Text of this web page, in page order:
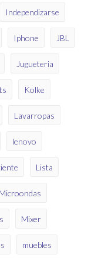
Independizarse
Iphone JBL
Jugueteria
Kolke
Lavarropas
lenovo
Lista
Microondas
Mixer
muebles